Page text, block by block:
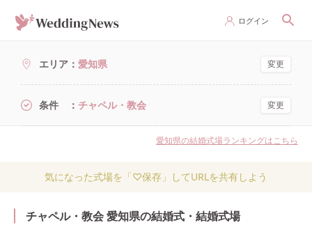
ログイン
エリア 愛知県 変更
条件 チャペル・教会 変更
愛知県の結婚式場ランキングはこちら
気になった式場を「♡保存」してURLを共有しよう
チャペル・教会 愛知県の結婚式・結婚式場